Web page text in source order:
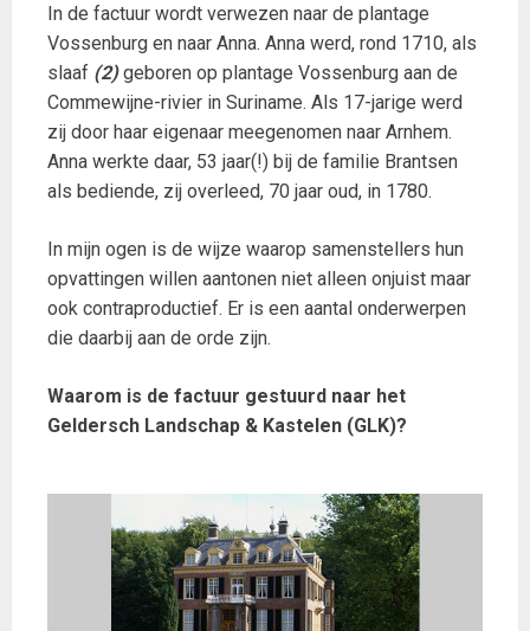
In de factuur wordt verwezen naar de plantage
Vossenburg en naar Anna. Anna werd, rond 1710, als
slaaf (2)geboren op plantage Vossenburg aan de
Commewijne-rivier in Suriname. Als 17-jarige werd
zij door haar eigenaar meegenomen naar Arnhem.
Anna werkte daar, 53 jaar(!) bij de familie Brantsen
als bediende, zij overleed, 70 jaar oud, in 1780.
In mijn ogen is de wijze waarop samenstellers hun
opvattingen willen aantonen niet alleen onjuist maar
ook contraproductief. Er is een aantal onderwerpen
die daarbij aan de orde zijn.
Waarom is de factuur gestuurd naar het
Geldersch Landschap & Kastelen (GLK)?